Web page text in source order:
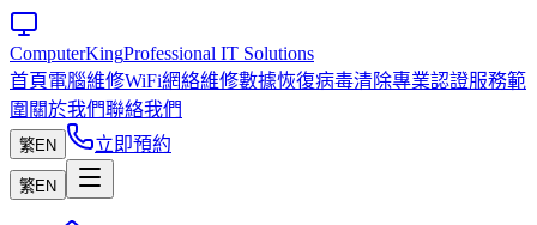
ComputerKingProfessional IT Solutions
首頁電腦維修WiFi網絡維修數據恢復病毒清除專業認證服務範
圍 關於我們聯絡我們
繁EN 立即預約
繁EN